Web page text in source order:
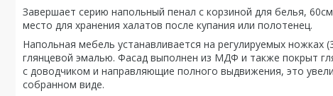
Завершает серию напольный пенал с корзиной для белья,
место для хранения халатов после купания или полотенец.
Напольная мебель устанавливается на регулируемых
глянцевой эмалью. Фасад выполнен из МДФ и также покрыт
с доводчиком и направляющие полного выдвижения, это
собранном виде.